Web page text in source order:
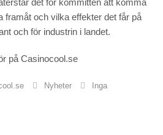
det för kommittén att komma
framåt och vilka effekter det får på
och för industrin i landet.
på Casinocool.se
Nyheter
Inga